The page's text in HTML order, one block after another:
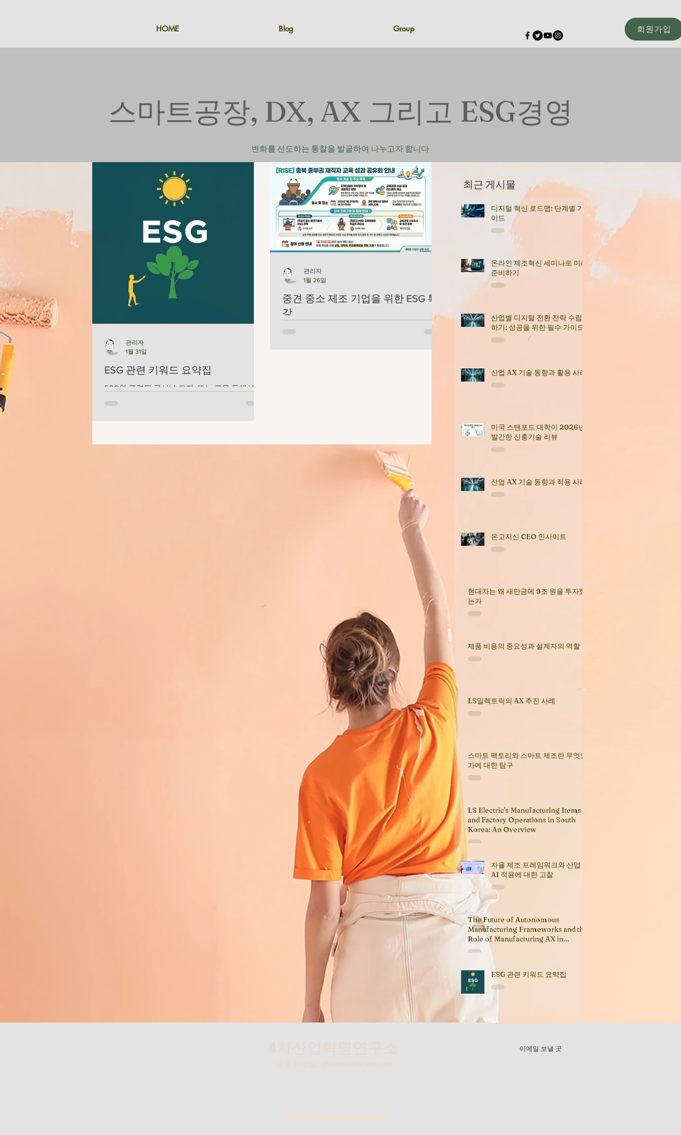
HOME Blog Group 회원가입
​스마트공장, DX, AX 그리고 ESG경영
변화를 선도하는 통찰을 발굴하여 나누고자 합니다
ESG 관련 키워드 요약집
ESG와 관련된 공시나 고지, 또는 교육 등에서 등
편리하게 활용하여 주세요
관리자
1월 31일
중견 중소 제조 기업을 위한 ESG 특
강
관리자
1월 26일
최근 게시물
디지털 혁신 로드맵: 단계별 가
이드
온라인 제조혁신 세미나로 미래
준비하기
산업별 디지털 전환 전략 수립
하기: 성공을 위한 필수 가이드
산업 AX 기술 동향과 활용 사례
미국 스탠포드 대학이 2026년
발간한 신흥기술 리뷰
산업 AX 기술 동향과 적용 사례
온고지신 CEO 인사이트
현대차는 왜 새만금에 9조 원을 투자했
는가
제품 비용의 중요성과 설계자의 역할
LS일렉트릭의 AX 추진 사례
스마트 팩토리와 스마트 제조란 무엇인
가에 대한 탐구
LS Electric's Manufacturing Items
and Factory Operations in South
Korea: An Overview
자율 제조 프레임워크와 산업
AI 적용에 대한 고찰
The Future of Autonomous
Manufacturing Frameworks and the
Role of Manufacturing AX in
Industry Transformation
ESG 관련 키워드 요약집
이메일 보낼 곳
© 2011-2025 www.i40korea.com